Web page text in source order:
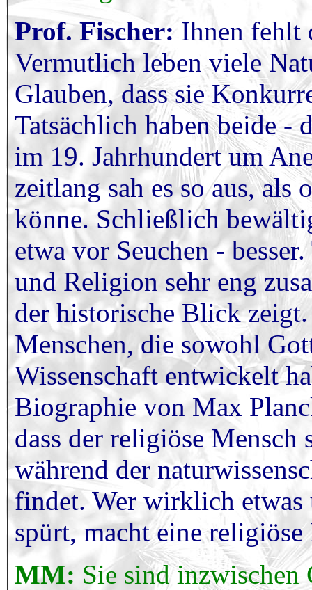
Prof. Fischer: Ihnen fehlt
Vermutlich leben viele
Glauben, dass sie
Tatsächlich haben beide -
im 19. Jahrhundert um
zeitlang sah es so aus,
könne. Schließlich
etwa vor Seuchen -
und Religion sehr eng
der historische Blick
Menschen, die sowohl
Wissenschaft entwickelt
Biographie von Max
dass der religiöse
während der
findet. Wer wirklich etwas
spürt, macht eine
MM: Sie sind inzwischen